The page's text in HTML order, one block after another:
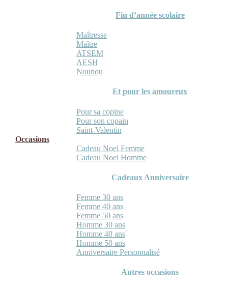
Fin d’année scolaire
Maîtresse
Maître
ATSEM
AESH
Nounou
Et pour les amoureux
Pour sa copine
Pour son copain
Saint-Valentin
Occasions
Cadeau Noel Femme
Cadeau Noel Homme
Cadeaux Anniversaire
Femme 30 ans
Femme 40 ans
Femme 50 ans
Homme 30 ans
Homme 40 ans
Homme 50 ans
Anniversaire Personnalisé
Autres occasions